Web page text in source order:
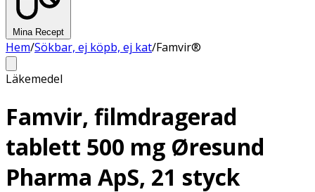
Mina Recept
Hem/Sökbar, ej köpb, ej kat/Famvir®
Läkemedel
Famvir, filmdragerad
tablett 500 mg Øresund
Pharma ApS, 21 styck